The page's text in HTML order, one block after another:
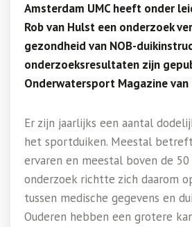
Amsterdam UMC heeft onder
Rob van Hulst een onderzoek
gezondheid van NOB-
onderzoeksresultaten zijn
Onderwatersport Magazine
Er zijn jaarlijks een aantal
het sportduiken. Meestal
ervaren en meestal boven de
onderzoek richtte zich daarom
tussen medische gegevens en
Ouderen hebben een grotere